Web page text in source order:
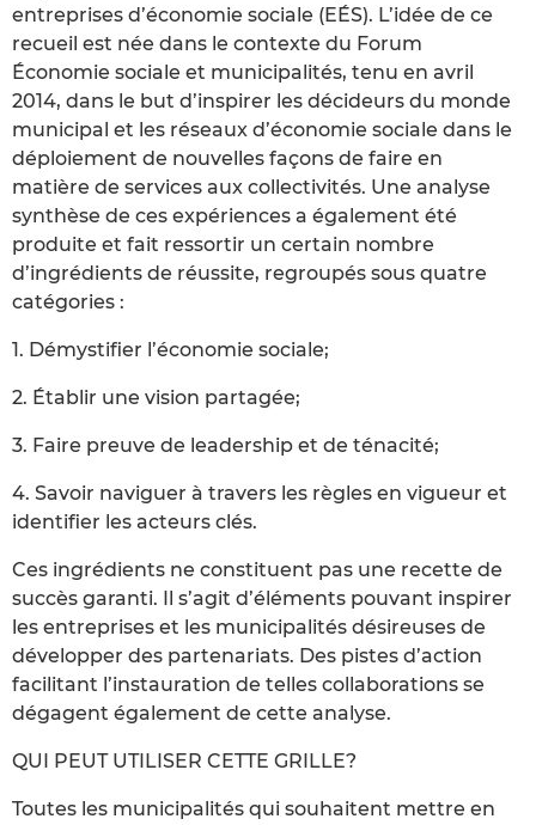
entreprises d’économie sociale (EÉS). L’idée de ce
recueil est née dans le contexte du Forum
Économie sociale et municipalités, tenu en avril
2014, dans le but d’inspirer les décideurs du monde
municipal et les réseaux d’économie sociale dans le
déploiement de nouvelles façons de faire en
matière de services aux collectivités. Une analyse
synthèse de ces expériences a également été
produite et fait ressortir un certain nombre
d’ingrédients de réussite, regroupés sous quatre
catégories :
1. Démystifier l’économie sociale;
2. Établir une vision partagée;
3. Faire preuve de leadership et de ténacité;
4. Savoir naviguer à travers les règles en vigueur et
identifier les acteurs clés.
Ces ingrédients ne constituent pas une recette de
succès garanti. Il s’agit d’éléments pouvant inspirer
les entreprises et les municipalités désireuses de
développer des partenariats. Des pistes d’action
facilitant l’instauration de telles collaborations se
dégagent également de cette analyse.
QUI PEUT UTILISER CETTE GRILLE?
Toutes les municipalités qui souhaitent mettre en